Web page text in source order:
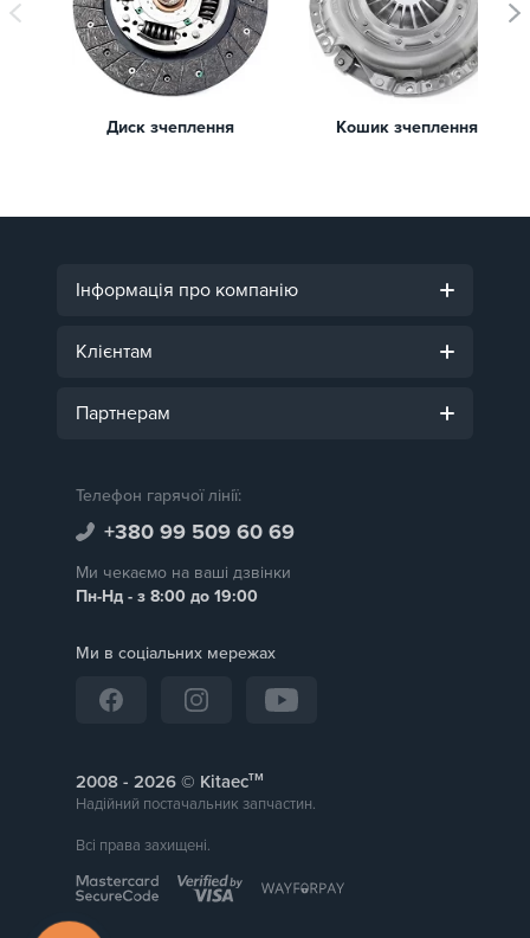
Диск зчеплення Кошик зчеплення
Інформація про компанію
Клієнтам
Партнерам
Телефон гарячої лінії:
+380 99 509 60 69
Ми чекаємо на ваші дзвінки
Пн-Нд - з 8:00 до 19:00
Ми в соціальних мережах
2008 - © Kitaecтм
Надійний постачальник запчастин.
Всі права захищені.